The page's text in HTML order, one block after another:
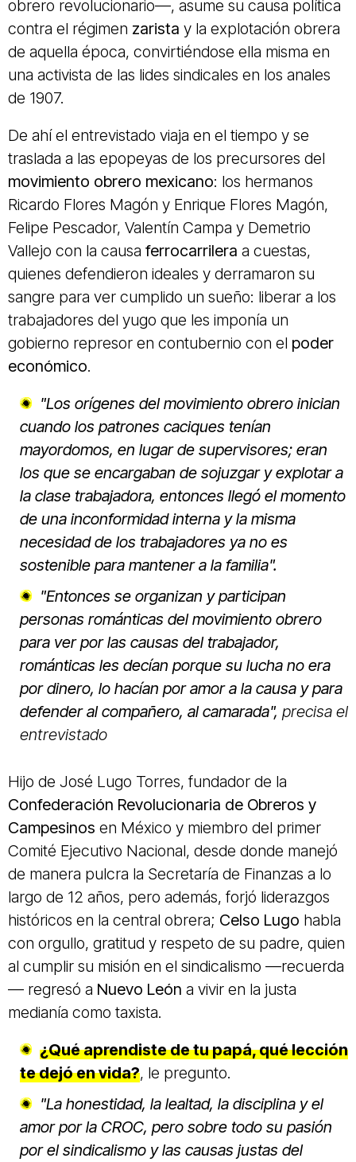
obrero revolucionario—, asume su causa política
contra el régimen zarista y la explotación obrera
de aquella época, convirtiéndose ella misma en
una activista de las lides sindicales en los anales
de 1907.
De ahí el entrevistado viaja en el tiempo y se
traslada a las epopeyas de los precursores del
movimiento obrero mexicano: los hermanos
Ricardo Flores Magón y Enrique Flores Magón,
Felipe Pescador, Valentín Campa y Demetrio
Vallejo con la causa ferrocarrilera a cuestas,
quienes defendieron ideales y derramaron su
sangre para ver cumplido un sueño: liberar a los
trabajadores del yugo que les imponía un
gobierno represor en contubernio con el poder
económico.
"Los orígenes del movimiento obrero inician
cuando los patrones caciques tenían
mayordomos, en lugar de supervisores; eran
los que se encargaban de sojuzgar y explotar a
la clase trabajadora, entonces llegó el momento
de una inconformidad interna y la misma
necesidad de los trabajadores ya no es
sostenible para mantener a la familia".
"Entonces se organizan y participan
personas románticas del movimiento obrero
para ver por las causas del trabajador,
románticas les decían porque su lucha no era
por dinero, lo hacían por amor a la causa y para
defender al compañero, al camarada", precisa el
entrevistado
Hijo de José Lugo Torres, fundador de la
Confederación Revolucionaria de Obreros y
Campesinos en México y miembro del primer
Comité Ejecutivo Nacional, desde donde manejó
de manera pulcra la Secretaría de Finanzas a lo
largo de 12 años, pero además, forjó liderazgos
históricos en la central obrera; Celso Lugo habla
con orgullo, gratitud y respeto de su padre, quien
al cumplir su misión en el sindicalismo —recuerda
— regresó a Nuevo León a vivir en la justa
medianía como taxista.
¿Qué aprendiste de tu papá, qué lección
te dejó en vida?, le pregunto.
"La honestidad, la lealtad, la disciplina y el
amor por la CROC, pero sobre todo su pasión
por el sindicalismo y las causas justas del